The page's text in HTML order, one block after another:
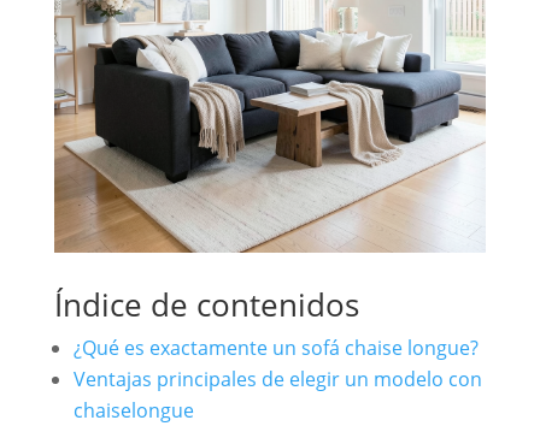
Índice de contenidos
¿Qué es exactamente un sofá chaise longue?
Ventajas principales de elegir un modelo con
chaiselongue